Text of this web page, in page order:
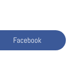
Facebook